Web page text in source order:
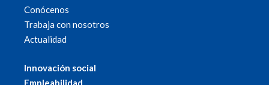
Conócenos
Trabaja con nosotros
Actualidad
Innovación social
Empleabilidad